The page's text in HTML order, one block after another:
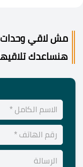
مش لاقي وحدات
هنساعدك تلاقيها